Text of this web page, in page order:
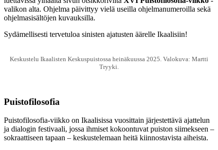
valikon alta. Ohjelma päivittyy vielä useilla ohjelmanumeroilla sekä
ohjelmasisältöjen kuvauksilla.
Sydämellisesti tervetuloa sinisten ajatusten äärelle Ikaalisiin!
Keskustelu Ikaalisten Keskuspuistossa heinäkuussa 2025. Valokuva: Martti
Tryyki.
Puistofilosofia
Puistofilosofia-viikko on Ikaalisissa vuosittain järjestettävä ajattelun
ja dialogin festivaali, jossa ihmiset kokoontuvat puiston siimekseen –
sokraattiseen tapaan – keskustelemaan heitä kiinnostavista aiheista.